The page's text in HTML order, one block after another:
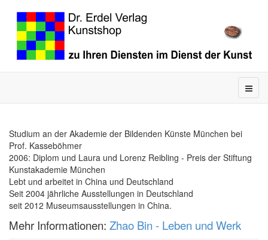
Studium an der Akademie der Bildenden Künste München bei
Prof. Kasseböhmer
2006: Diplom und Laura und Lorenz Reibling - Preis der Stiftung
Kunstakademie München
Lebt und arbeitet in China und Deutschland
Seit 2004 jährliche Ausstellungen in Deutschland
seit 2012 Museumsausstellungen in China.
Mehr Informationen: Zhao Bin - Leben und Werk